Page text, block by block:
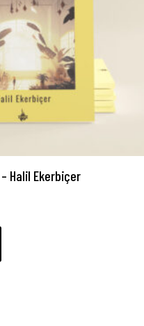
Halil Ekerbiçer